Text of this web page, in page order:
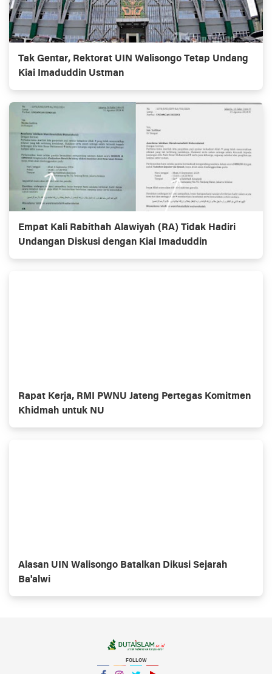
Tak Gentar, Rektorat UIN Walisongo Tetap Undang
Kiai Imaduddin Ustman
Empat Kali Rabithah Alawiyah (RA) Tidak Hadiri
Undangan Diskusi dengan Kiai Imaduddin
Rapat Kerja, RMI PWNU Jateng Pertegas Komitmen
Khidmah untuk NU
Alasan UIN Walisongo Batalkan Dikusi Sejarah
Ba'alwi
FOLLOW